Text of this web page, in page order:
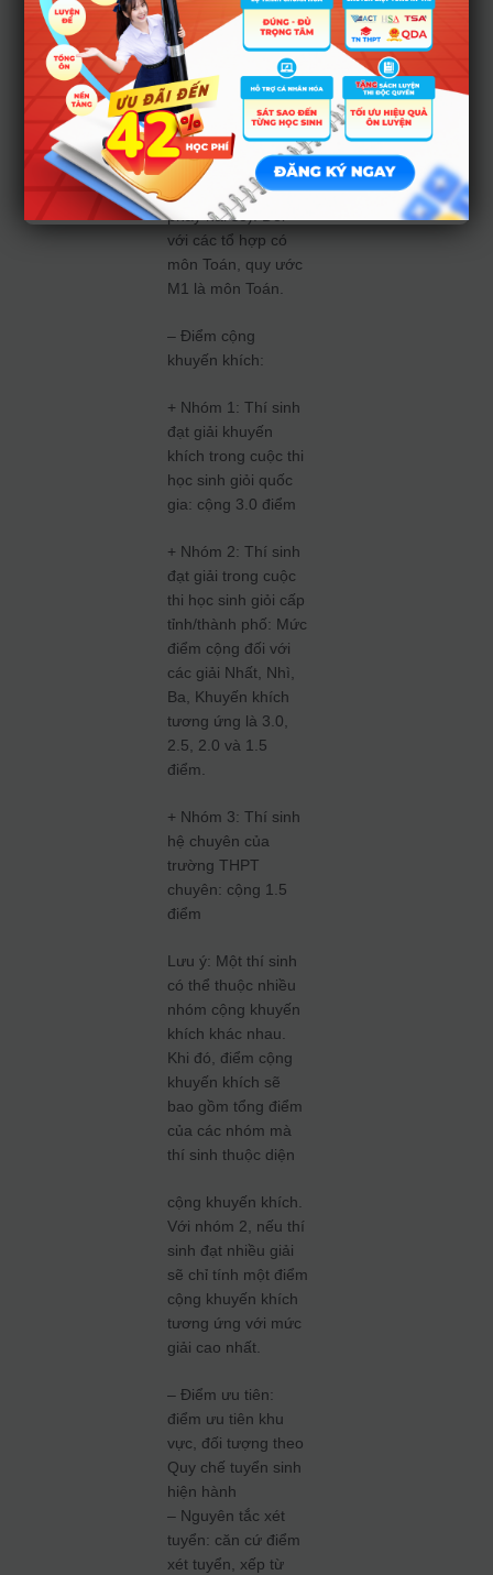
điểm trung bình
cộng 03 năm học
của các môn học
thuộc tổ hợp của
ngành đăng ký xét
tuyển, được làm
tròn đến hai chữ số
thập phân (sau dấu
phẩy hai số). Đối
với các tổ hợp có
môn Toán, quy ước
M1 là môn Toán.
– Điểm cộng
khuyến khích:
+ Nhóm 1: Thí sinh
đạt giải khuyến
khích trong cuộc thi
học sinh giỏi quốc
gia: cộng 3.0 điểm
+ Nhóm 2: Thí sinh
đạt giải trong cuộc
thi học sinh giỏi cấp
tỉnh/thành phố: Mức
điểm cộng đối với
các giải Nhất, Nhì,
Ba, Khuyến khích
tương ứng là 3.0,
2.5, 2.0 và 1.5
điểm.
+ Nhóm 3: Thí sinh
hệ chuyên của
trường THPT
chuyên: cộng 1.5
điểm
Lưu ý: Một thí sinh
có thể thuộc nhiều
nhóm cộng khuyến
khích khác nhau.
Khi đó, điểm cộng
khuyến khích sẽ
bao gồm tổng điểm
của các nhóm mà
thí sinh thuộc diện
cộng khuyến khích.
Với nhóm 2, nếu thí
sinh đạt nhiều giải
sẽ chỉ tính một điểm
cộng khuyến khích
tương ứng với mức
giải cao nhất.
– Điểm ưu tiên:
điểm ưu tiên khu
vực, đối tượng theo
Quy chế tuyển sinh
hiện hành
– Nguyên tắc xét
tuyển: căn cứ điểm
xét tuyển, xếp từ